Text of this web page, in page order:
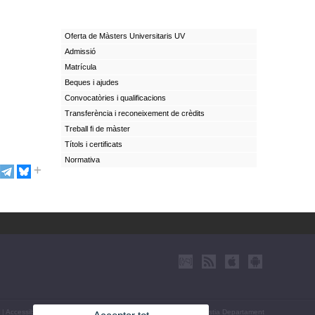
Oferta de Màsters Universitaris UV
Admissió
Matrícula
Beques i ajudes
Convocatòries i qualificacions
Transferència i reconeixement de crèdits
Treball fi de màster
Títols i certificats
Normativa
Accessibilitat Política privacitat Cookies Transparència Bústia Departament